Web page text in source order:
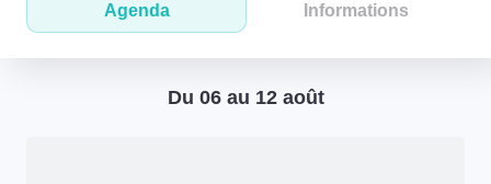
Agenda Informations
Du 06 au 12 août